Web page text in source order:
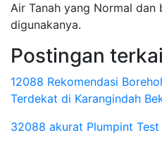
Air Tanah yang Normal dan
digunakanya.
Postingan
12088 Rekomendasi
Terdekat di Karangindah
32088 akurat Plumpint